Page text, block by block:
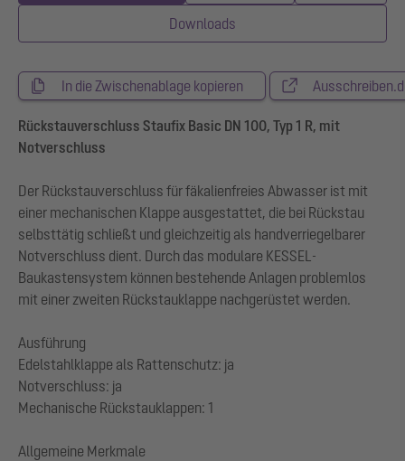
Downloads
In die Zwischenablage kopieren
Rückstauverschluss Staufix Basic DN 100, Typ 1 R, mit
Notverschluss
Der Rückstauverschluss für fäkalienfreies Abwasser ist mit
einer mechanischen Klappe ausgestattet, die bei Rückstau
selbsttätig schließt und gleichzeitig als handverriegelbarer
Notverschluss dient. Durch das modulare KESSEL-
Baukastensystem können bestehende Anlagen problemlos
mit einer zweiten Rückstauklappe nachgerüstet werden.
Ausführung
Edelstahlklappe als Rattenschutz: ja
Notverschluss: ja
Mechanische Rückstauklappen: 1
Allgemeine Merkmale